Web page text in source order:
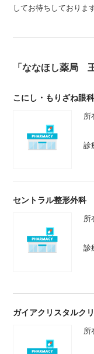
してお待ちしております
「ななほし薬局
こにし・もりざね眼科
所
診
セントラル整形外科
所
診
ガイアクリスタルク
所